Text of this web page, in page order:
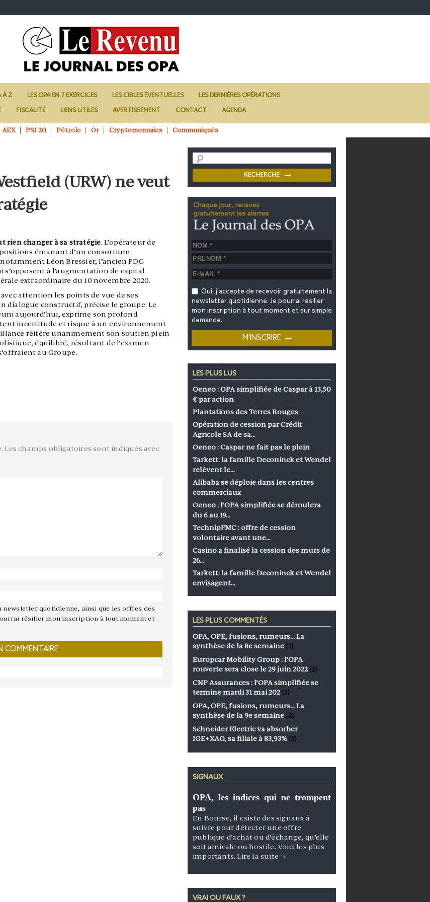
À Z LES OPA EN 7 EXERCICES LES CIBLES ÉVENTUELLES LES DERNIÈRES OPÉRATIONS
FISCALITÉ LIENS UTILES AVERTISSEMENT CONTACT AGENDA
AEX PSI 20 Pétrole Or Cryptomonnaies Communiqués
(URW) ne veut
rien changer à sa stratégie. L’opérateur de
émanant d’un consortium
Léon Bressler, l’ancien PDG
à l’augmentation de capital
extraordinaire du 10 novembre 2020.
attention les points de vue de ses
dialogue constructif, précise le groupe. Le
aujourd’hui, exprime son profond
incertitude et risque à un environnement
réitère unanimement son soutien plein
équilibré, résultant de l’examen
au Groupe.
Les champs obligatoires sont indiqués avec
quotidienne, ainsi que les offres des
résilier mon inscription à tout moment et
Oui, j'accepte de recevoir gratuitement la
newsletter quotidienne. Je pourrai résilier
mon inscription à tout moment et sur simple
demande.
LES PLUS LUS
Oeneo : OPA simplifiée de Caspar à 13,50
€ par action
Plantations des Terres Rouges
Opération de cession par Crédit
Agricole SA de sa…
Oeneo : Caspar ne fait pas le plein
Tarkett: la famille Deconinck et Wendel
relèvent le…
Alibaba se déploie dans les centres
commerciaux
Oeneo : l’OPA simplifiée se déroulera
du 6 au 19…
TechnipFMC : offre de cession
volontaire avant une…
Casino a finalisé la cession des murs de
26…
Tarkett: la famille Deconinck et Wendel
envisagent…
LES PLUS COMMENTÉS
OPA, OPE, fusions, rumeurs… La
synthèse de la 8e semaine (1)
Europcar Mobility Group : l’OPA
rouverte sera close le 29 juin 2022 (2)
CNP Assurances : l’OPA simplifiée se
termine mardi 31 mai 202 (1)
OPA, OPE, fusions, rumeurs… La
synthèse de la 9e semaine (2)
Schneider Electric va absorber
IGE+XAO, sa filiale à 83,93% (1)
SIGNAUX
OPA, les indices qui ne trompent
pas
En Bourse, il existe des signaux à
suivre pour détecter une offre
publique d’achat ou d’échange, qu’elle
soit amicale ou hostile. Voici les plus
importants.Lire la suite →
VRAI OU FAUX ?